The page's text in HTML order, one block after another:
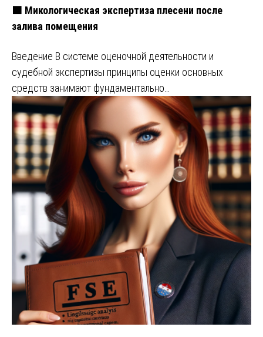
🟧 Микологическая экспертиза плесени после
залива помещения
Введение В системе оценочной деятельности и
судебной экспертизы принципы оценки основных
средств занимают фундаментально…